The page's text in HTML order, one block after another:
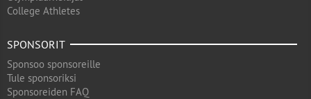
College Athletes
SPONSORIT
Sponsoo sponsoreille
Tule sponsoriksi
Sponsoreiden FAQ